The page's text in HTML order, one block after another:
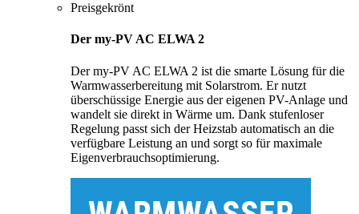
Preisgekrönt
Der my-PV AC ELWA 2
Der my-PV AC ELWA 2 ist die smarte Lösung für die
Warmwasserbereitung mit Solarstrom. Er nutzt
überschüssige Energie aus der eigenen PV-Anlage und
wandelt sie direkt in Wärme um. Dank stufenloser
Regelung passt sich der Heizstab automatisch an die
verfügbare Leistung an und sorgt so für maximale
Eigenverbrauchsoptimierung.